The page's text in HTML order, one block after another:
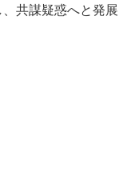
共謀疑惑へと発展